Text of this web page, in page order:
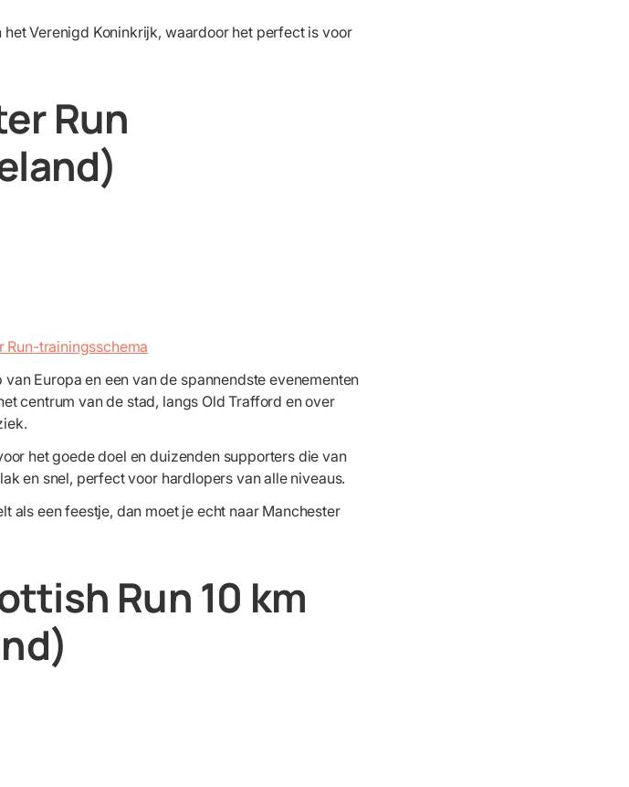
Verenigd Koninkrijk, waardoor het perfect is voor
Run
Run-trainingsschema
Europa en een van de spannendste evenementen
centrum van de stad, langs Old Trafford en over
het goede doel en duizenden supporters die van
en snel, perfect voor hardlopers van alle niveaus.
als een feestje, dan moet je echt naar Manchester
Run 10 km